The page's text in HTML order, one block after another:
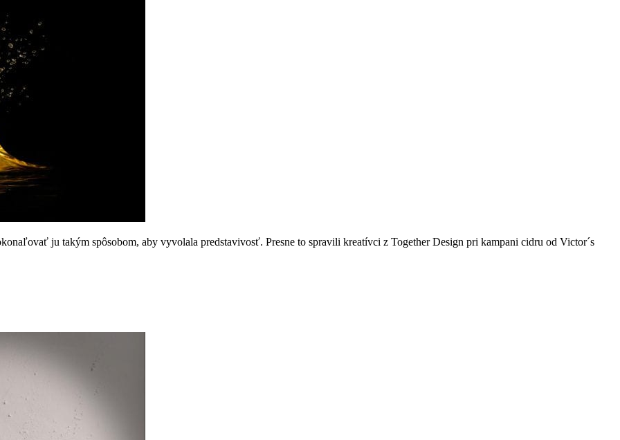
ju takým spôsobom, aby vyvolala predstavivosť. Presne to spravili kreatívci z Together Design pri kampani cidru od Victor´s